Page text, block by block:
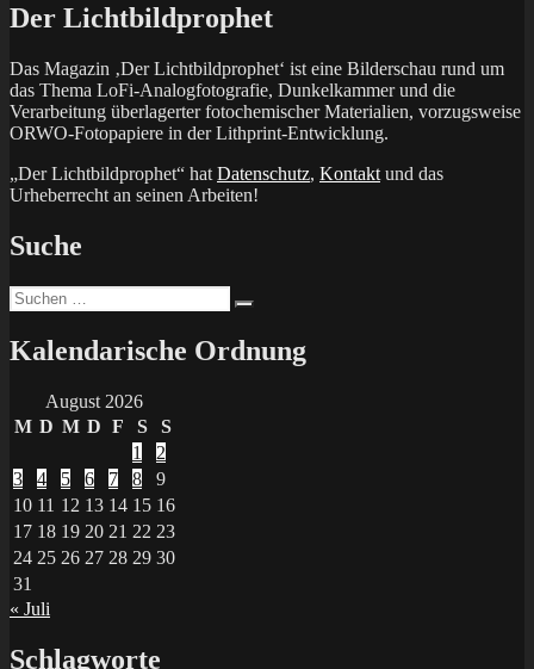
Der Lichtbildprophet
Das Magazin ‚Der Lichtbildprophet‘ ist eine Bilderschau rund um
das Thema LoFi-Analogfotografie, Dunkelkammer und die
Verarbeitung überlagerter fotochemischer Materialien, vorzugsweise
ORWO-Fotopapiere in der Lithprint-Entwicklung.
„Der Lichtbildprophet“ hat Datenschutz, Kontakt und das
Urheberrecht an seinen Arbeiten!
Suche
Suchen
nach:
Kalendarische Ordnung
August 2026
M D M D F S
S
1
2
3
4 5 6 7 8
9
10 11 12 13 14 15 16
17 18 19 20 21 22 23
24 25 26 27 28 29 30
31
« Juli
Schlagworte